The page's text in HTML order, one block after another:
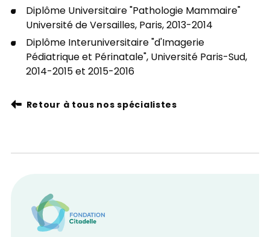
Diplôme Universitaire "Pathologie Mammaire"
Université de Versailles, Paris, 2013-2014
Diplôme Interuniversitaire "d'Imagerie
Pédiatrique et Périnatale", Université Paris-Sud,
2014-2015 et 2015-2016
Retour à tous nos spécialistes